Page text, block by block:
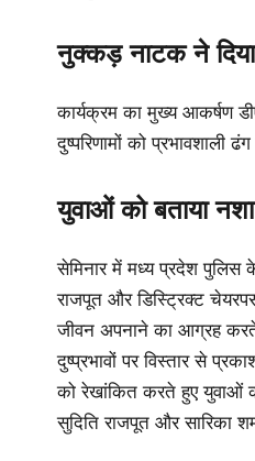
नुक्कड़ नाटक ने
कार्यक्रम का मुख्य आकर्षण
दुष्परिणामों को प्रभावशाली
युवाओं को बताया
सेमिनार में मध्य प्रदेश पुलिस
राजपूत और डिस्ट्रिक्ट
जीवन अपनाने का आग्रह करते
दुष्प्रभावों पर विस्तार से
को रेखांकित करते हुए युवाओं
सुदिति राजपूत और सारिका